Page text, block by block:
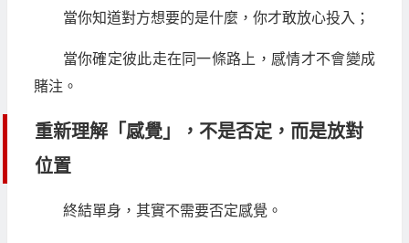
當你知道對方想要的是什麼，你才敢放心投入；
當你確定彼此走在同一條路上，感情才不會變成
賭注。
重新理解「感覺」，不是否定，而是放對
位置
終結單身，其實不需要否定感覺。